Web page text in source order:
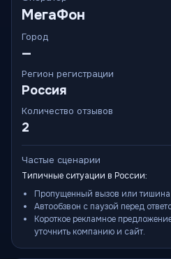
МегаФон
Город
—
Регион регистрации
Россия
Количество отзывов
2
Частые сценарии
Типичные ситуации в России:
Пропущенный вызов или тишина
Автообзвон с паузой перед
Короткое рекламное
уточнить компанию и сайт.